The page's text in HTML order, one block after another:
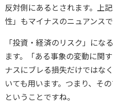
反対側にあるとされます。上
性」もマイナスのニュアンスで
「投資・経済のリスク」にな
ます。「ある事象の変動に関
ナスにブレる損失だけではな
いても用います。つまり、そ
ということですね。